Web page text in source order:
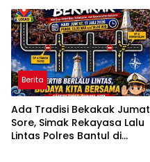
Berita
Ada Tradisi Bekakak Jumat
Sore, Simak Rekayasa Lalu
Lintas Polres Bantul di
Berita